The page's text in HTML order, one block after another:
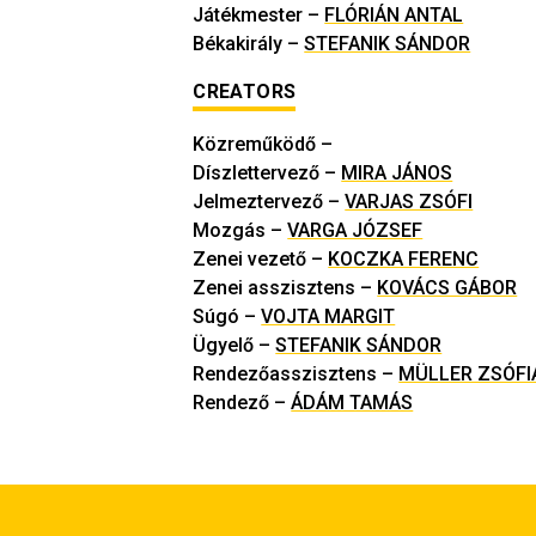
Játékmester – FLÓRIÁN ANTAL
Békakirály –STEFANIK SÁNDOR
CREATORS
Közreműködő –
Díszlettervező – MIRA JÁNOS
Jelmeztervező –VARJAS ZSÓFI
Mozgás –VARGA JÓZSEF
Zenei vezető – KOCZKA FERENC
Zenei asszisztens – KOVÁCS GÁBOR
Súgó –VOJTA MARGIT
Ügyelő –STEFANIK SÁNDOR
Rendezőasszisztens – MÜLLER
Rendező –ÁDÁM TAMÁS